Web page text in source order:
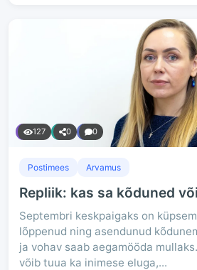
127 0 0
Postimees Arvamus
Repliik: kas sa kõduned
Septembri keskpaigaks on
lõppenud ning asendunud
ja vohav saab aegamööda
võib tuua ka inimese eluga,...